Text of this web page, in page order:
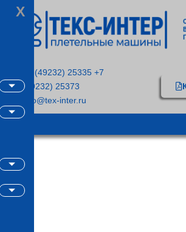
+7 (49232) 25335 +7
(49232) 25373
info@tex-inter.ru
X
Рубрика: